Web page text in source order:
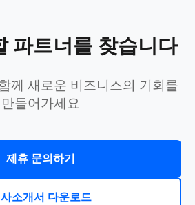
파트너를 찾습니다
께 새로운 비즈니스의 기회를
만들어가세요
제휴 문의하기
소개서 다운로드